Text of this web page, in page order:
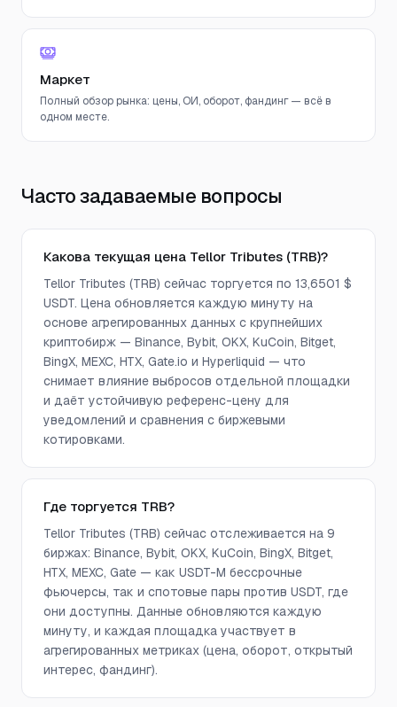
Маркет
Полный обзор рынка: цены, ОИ, оборот, фандинг — всё в
одном месте.
Часто задаваемые вопросы
Какова текущая цена Tellor Tributes (TRB)?
Tellor Tributes (TRB) сейчас торгуется по 13,6501 $
USDT. Цена обновляется каждую минуту на
основе агрегированных данных с крупнейших
криптобирж — Binance, Bybit, OKX, KuCoin, Bitget,
BingX, MEXC, HTX, Gate.io и Hyperliquid — что
снимает влияние выбросов отдельной площадки
и даёт устойчивую референс-цену для
уведомлений и сравнения с биржевыми
котировками.
Где торгуется TRB?
Tellor Tributes (TRB) сейчас отслеживается на 9
биржах: Binance, Bybit, OKX, KuCoin, BingX, Bitget,
HTX, MEXC, Gate — как USDT-M бессрочные
фьючерсы, так и спотовые пары против USDT, где
они доступны. Данные обновляются каждую
минуту, и каждая площадка участвует в
агрегированных метриках (цена, оборот, открытый
интерес, фандинг).